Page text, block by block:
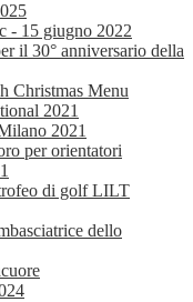
- 15 giugno 2022
il 30° anniversario della
Christmas Menu
2021
2021
per orientatori
di golf LILT
dello